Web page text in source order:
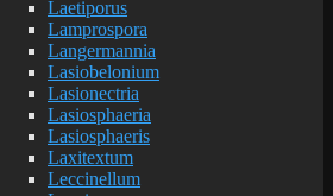
Laetiporus
Lamprospora
Langermannia
Lasiobelonium
Lasionectria
Lasiosphaeria
Lasiosphaeris
Laxitextum
Leccinellum